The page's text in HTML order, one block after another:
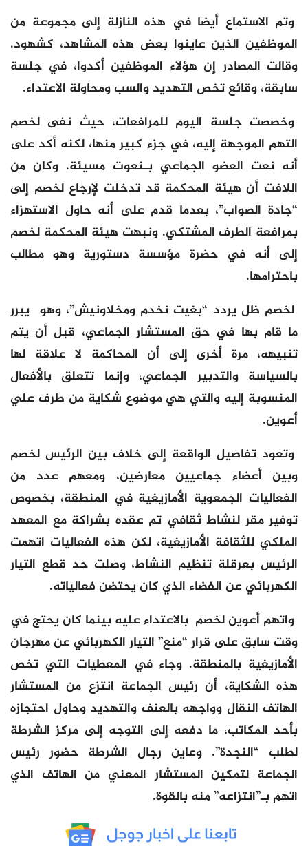
وتم الاستماع أيضا في هذه النازلة إلى مجموعة من
الموظفين الذين عاينوا بعض هذه المشاهد، كشهود.
وقالت المصادر إن هؤلاء الموظفين أكدوا، في جلسة
سابقة، وقائع تخص التهديد والسب ومحاولة الاعتداء.
وخصصت جلسة اليوم للمرافعات، حيث نفى لخصم
التهم الموجهة إليه، في جزء كبير منها، لكنه أكد على
أنه نعت العضو الجماعي بـنعوت مسيئة. وكان من
اللافت أن هيئة المحكمة قد تدخلت لإرجاع لخصم إلى
“جادة الصواب”، بعدما قدم على أنه حاول الاستهزاء
بمرافعة الطرف المشتكي. ونبهت هيئة المحكمة لخصم
إلى أنه في حضرة مؤسسة دستورية وهو مطالب
باحترامها.
لخصم ظل يردد “بغيت نخدم ومخلاونيش”، وهو يبرر
ما قام بها في حق المستشار الجماعي، قبل أن يتم
تنبيهه، مرة أخرى إلى أن المحاكمة لا علاقة لها
بالسياسة والتدبير الجماعي، وإنما تتعلق بالأفعال
المنسوبة إليه والتي هي موضوع شكاية من طرف علي
أعوين.
وتعود تفاصيل الواقعة إلى خلاف بين الرئيس لخصم
وبين أعضاء جماعيين معارضين، ومعهم عدد من
الفعاليات الجمعوية الأمازيغية في المنطقة، بخصوص
توفير مقر لنشاط ثقافي تم عقده بشراكة مع المعهد
الملكي للثقافة الأمازيغية، لكن هذه الفعاليات اتهمت
الرئيس بعرقلة تنظيم النشاط، وصلت حد قطع التيار
الكهربائي عن الفضاء الذي كان يحتضن فعالياته.
واتهم أعوين لخصم بالاعتداء عليه بينما كان يحتج في
وقت سابق على قرار “منع” التيار الكهربائي عن مهرجان
الأمازيغية بالمنطقة. وجاء في المعطيات التي تخص
هذه الشكاية، أن رئيس الجماعة انتزع من المستشار
الهاتف النقال وواجهه بالعنف والتهديد وحاول احتجازه
بأحد المكاتب، ما دفعه إلى التوجه إلى مركز الشرطة
لطلب “النجدة”. وعاين رجال الشرطة حضور رئيس
الجماعة لتمكين المستشار المعني من الهاتف الذي
اتهم بـ”انتزاعه” منه بالقوة.